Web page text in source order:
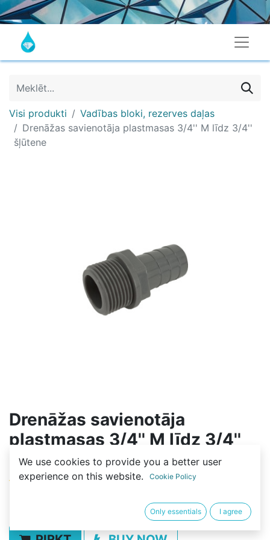
Visi produkti
Vadības bloki, rezerves daļas
Drenāžas savienotāja plastmasas 3/4'' M līdz 3/4''
šļūtene
Drenāžas savienotāja
plastmasas 3/4'' M līdz 3/4''
šļūtene
(0 review)
We use cookies to provide you a better user
experience on this website.
Cookie Policy
Only essentials I agree